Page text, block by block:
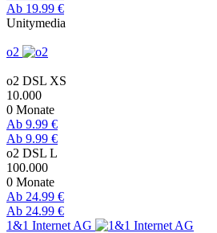
Ab 19.99 €
Unitymedia
o2
o2 DSL XS
10.000
0 Monate
Ab 9.99 €
Ab 9.99 €
o2 DSL L
100.000
0 Monate
Ab 24.99 €
Ab 24.99 €
1&1 Internet AG